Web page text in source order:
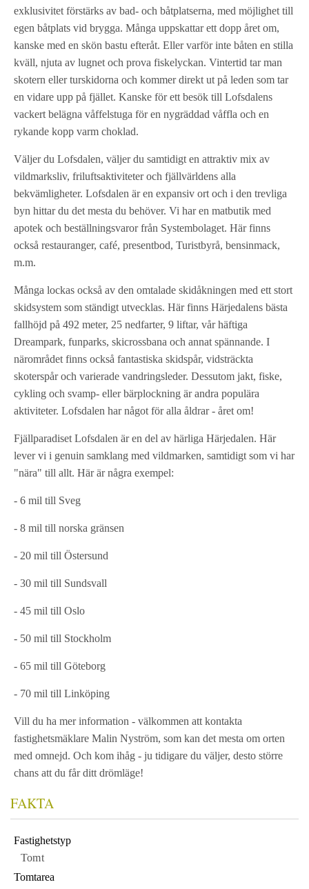
exklusivitet förstärks av bad- och båtplatserna, med möjlighet till
egen båtplats vid brygga. Många uppskattar ett dopp året om,
kanske med en skön bastu efteråt. Eller varför inte båten en stilla
kväll, njuta av lugnet och prova fiskelyckan. Vintertid tar man
skotern eller turskidorna och kommer direkt ut på leden som tar
en vidare upp på fjället. Kanske för ett besök till Lofsdalens
vackert belägna våffelstuga för en nygräddad våffla och en
rykande kopp varm choklad.
Väljer du Lofsdalen, väljer du samtidigt en attraktiv mix av
vildmarksliv, friluftsaktiviteter och fjällvärldens alla
bekvämligheter. Lofsdalen är en expansiv ort och i den trevliga
byn hittar du det mesta du behöver. Vi har en matbutik med
apotek och beställningsvaror från Systembolaget. Här finns
också restauranger, café, presentbod, Turistbyrå, bensinmack,
m.m.
Många lockas också av den omtalade skidåkningen med ett stort
skidsystem som ständigt utvecklas. Här finns Härjedalens bästa
fallhöjd på 492 meter, 25 nedfarter, 9 liftar, vår häftiga
Dreampark, funparks, skicrossbana och annat spännande. I
närområdet finns också fantastiska skidspår, vidsträckta
skoterspår och varierade vandringsleder. Dessutom jakt, fiske,
cykling och svamp- eller bärplockning är andra populära
aktiviteter. Lofsdalen har något för alla åldrar - året om!
Fjällparadiset Lofsdalen är en del av härliga Härjedalen. Här
lever vi i genuin samklang med vildmarken, samtidigt som vi har
"nära" till allt. Här är några exempel:
- 6 mil till Sveg
- 8 mil till norska gränsen
- 20 mil till Östersund
- 30 mil till Sundsvall
- 45 mil till Oslo
- 50 mil till Stockholm
- 65 mil till Göteborg
- 70 mil till Linköping
Vill du ha mer information - välkommen att kontakta
fastighetsmäklare Malin Nyström, som kan det mesta om orten
med omnejd. Och kom ihåg - ju tidigare du väljer, desto större
chans att du får ditt drömläge!
FAKTA
Fastighetstyp
Tomt
Tomtarea